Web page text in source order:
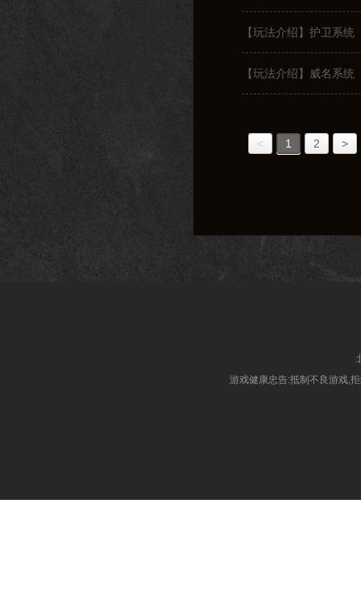
【玩法介绍】护卫系统
【玩法介绍】威名系统
< 1 2 >
游戏健康忠告:抵制不良游戏,